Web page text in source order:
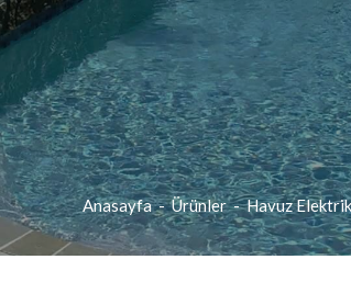
Anasayfa - Ürünler - Havuz